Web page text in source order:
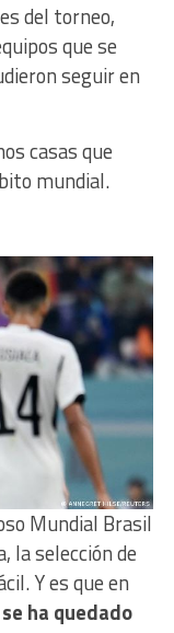
del torneo,
que se
seguir en
casas que
mundial.
Mundial Brasil
la selección de
Y es que en
ha quedado